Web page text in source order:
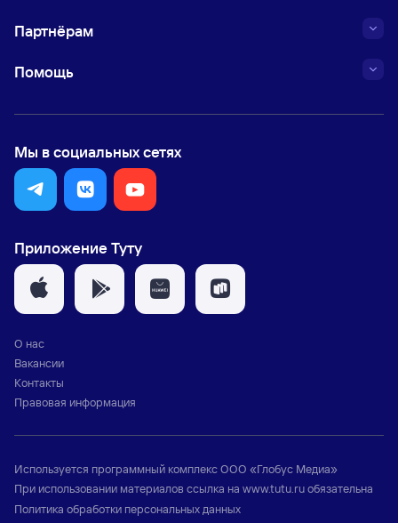
Партнёрам
Помощь
Мы в социальных сетях
Приложение Туту
О нас
Вакансии
Контакты
Правовая информация
Используется программный комплексООО «Глобус Медиа»
При использовании материалов ссылка на www.tutu.ruобязательна
Политика обработки персональных данных